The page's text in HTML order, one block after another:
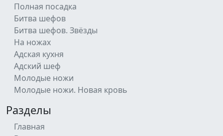
Полная посадка
Битва шефов
Битва шефов. Звёзды
На ножах
Адская кухня
Адский шеф
Молодые ножи
Молодые ножи. Новая кровь
Разделы
Главная